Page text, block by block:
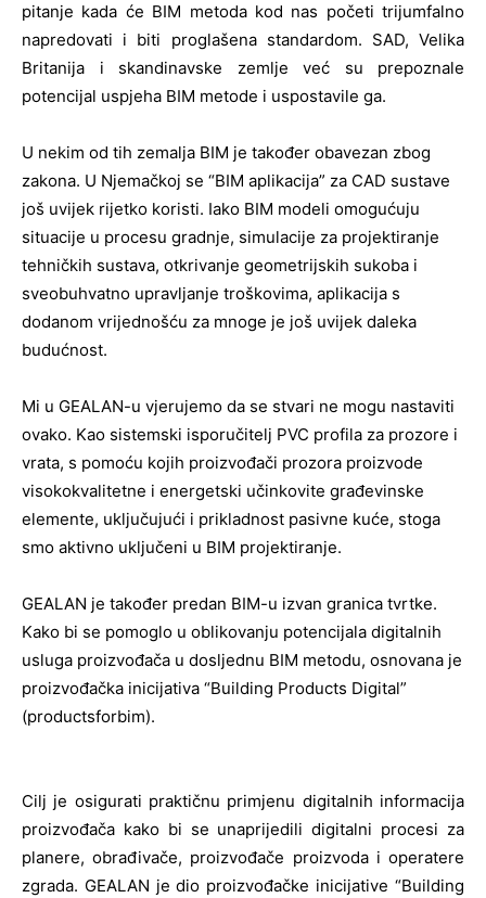
pitanje kada će BIM metoda kod nas početi trijumfalno
napredovati i biti proglašena standardom. SAD, Velika
Britanija i skandinavske zemlje već su prepoznale
potencijal uspjeha BIM metode i uspostavile ga.
U nekim od tih zemalja BIM je također obavezan zbog
zakona. U Njemačkoj se “BIM aplikacija” za CAD sustave
još uvijek rijetko koristi. Iako BIM modeli omogućuju
situacije u procesu gradnje, simulacije za projektiranje
tehničkih sustava, otkrivanje geometrijskih sukoba i
sveobuhvatno upravljanje troškovima, aplikacija s
dodanom vrijednošću za mnoge je još uvijek daleka
budućnost.
Mi u GEALAN-u vjerujemo da se stvari ne mogu nastaviti
ovako. Kao sistemski isporučitelj PVC profila za prozore i
vrata, s pomoću kojih proizvođači prozora proizvode
visokokvalitetne i energetski učinkovite građevinske
elemente, uključujući i prikladnost pasivne kuće, stoga
smo aktivno uključeni u BIM projektiranje.
GEALAN je također predan BIM-u izvan granica tvrtke.
Kako bi se pomoglo u oblikovanju potencijala digitalnih
usluga proizvođača u dosljednu BIM metodu, osnovana je
proizvođačka inicijativa “Building Products Digital”
(productsforbim).
Cilj je osigurati praktičnu primjenu digitalnih informacija
proizvođača kako bi se unaprijedili digitalni procesi za
planere, obrađivače, proizvođače proizvoda i operatere
zgrada. GEALAN je dio proizvođačke inicijative “Building